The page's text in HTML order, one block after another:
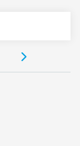
Hiccup
3